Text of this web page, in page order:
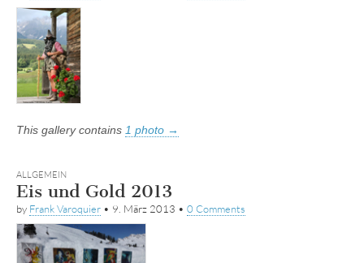
This gallery contains 1 photo →
ALLGEMEIN
Eis und Gold 2013
by Frank Varoquier • 9. März 2013 • 0 Comments